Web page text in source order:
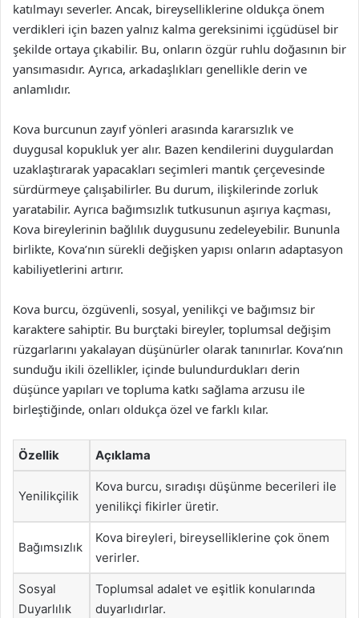
katılmayı severler. Ancak, bireyselliklerine oldukça önem
verdikleri için bazen yalnız kalma gereksinimi içgüdüsel bir
şekilde ortaya çıkabilir. Bu, onların özgür ruhlu doğasının bir
yansımasıdır. Ayrıca, arkadaşlıkları genellikle derin ve
anlamlıdır.
Kova burcunun zayıf yönleri arasında kararsızlık ve
duygusal kopukluk yer alır. Bazen kendilerini duygulardan
uzaklaştırarak yapacakları seçimleri mantık çerçevesinde
sürdürmeye çalışabilirler. Bu durum, ilişkilerinde zorluk
yaratabilir. Ayrıca bağımsızlık tutkusunun aşırıya kaçması,
Kova bireylerinin bağlılık duygusunu zedeleyebilir. Bununla
birlikte, Kova’nın sürekli değişken yapısı onların adaptasyon
kabiliyetlerini artırır.
Kova burcu, özgüvenli, sosyal, yenilikçi ve bağımsız bir
karaktere sahiptir. Bu burçtaki bireyler, toplumsal değişim
rüzgarlarını yakalayan düşünürler olarak tanınırlar. Kova’nın
sunduğu ikili özellikler, içinde bulundurdukları derin
düşünce yapıları ve topluma katkı sağlama arzusu ile
birleştiğinde, onları oldukça özel ve farklı kılar.
Özellik Açıklama
Yenilikçilik
Kova burcu, sıradışı düşünme becerileri ile
yenilikçi fikirler üretir.
Bağımsızlık
Kova bireyleri, bireyselliklerine çok önem
verirler.
Sosyal
Duyarlılık
Toplumsal adalet ve eşitlik konularında
duyarlıdırlar.